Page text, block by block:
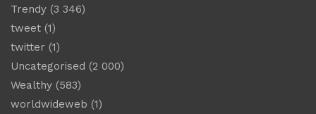
Trendy (3 346)
tweet (1)
twitter (1)
Uncategorised (2 000)
Wealthy (583)
worldwideweb (1)